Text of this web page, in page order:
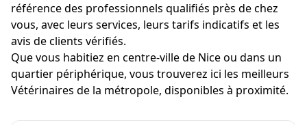
référence des professionnels qualifiés près de chez
vous, avec leurs services, leurs tarifs indicatifs et les
avis de clients vérifiés.
Que vous habitiez en centre-ville de Nice ou dans un
quartier périphérique, vous trouverez ici les meilleurs
Vétérinaires de la métropole, disponibles à proximité.